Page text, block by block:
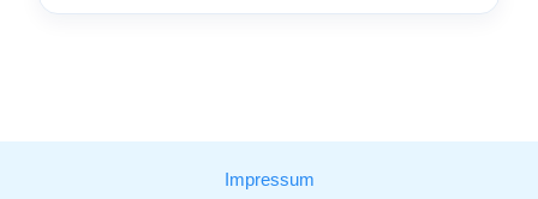
Impressum